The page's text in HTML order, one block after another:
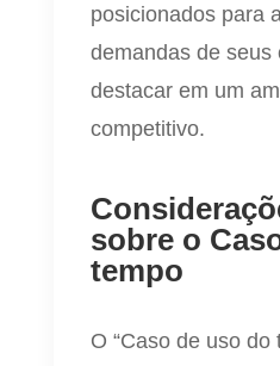
posicionados para
demandas de seus
destacar em um
competitivo.
sobre o
tempo
O “Caso de uso do